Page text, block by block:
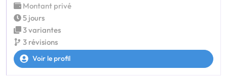
Montant privé
5 jours
3 variantes
3 révisions
Voir le profil